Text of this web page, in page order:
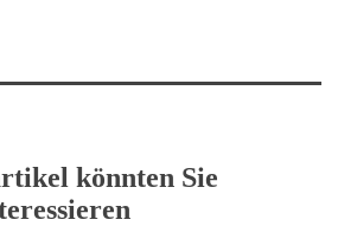
könnten Sie